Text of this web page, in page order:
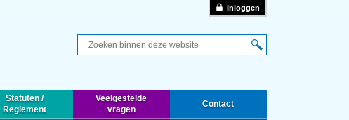
Inloggen
Q
Statuten /
Reglement
Veelgestelde
vragen
Contact